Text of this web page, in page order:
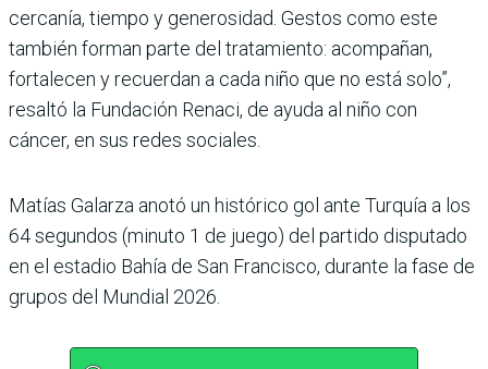
cercanía, tiempo y generosidad. Gestos como este
también forman parte del tratamiento: acompañan,
fortalecen y recuerdan a cada niño que no está solo”,
resaltó la Fundación Renaci, de ayuda al niño con
cáncer, en sus redes sociales.
Matías Galarza anotó un histórico gol ante Turquía a los
64 segundos (minuto 1 de juego) del partido disputado
en el estadio Bahía de San Francisco, durante la fase de
grupos del Mundial 2026.